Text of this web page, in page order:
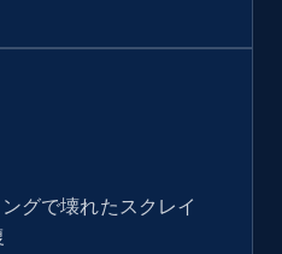
グで壊れたスクレイ